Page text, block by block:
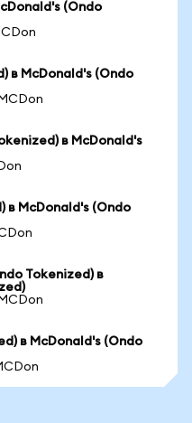
(Ondo
в McDonald's (Ondo
в McDonald's
в McDonald's (Ondo
Tokenized) в
в McDonald's (Ondo